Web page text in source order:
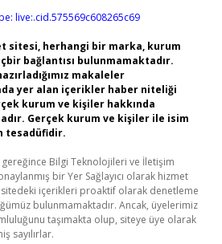
live:.cid.575569c608265c69
sitesi, herhangi bir marka, kurum
bağlantısı bulunmamaktadır.
makaleler
yer alan içerikler haber niteliği
kurum ve kişiler hakkında
Gerçek kurum ve kişiler ile isim
tesadüfidir.
gereğince Bilgi Teknolojileri ve İletişim
bir Yer Sağlayıcı olarak hizmet
içerikleri proaktif olarak denetleme
bulunmamaktadır. Ancak, üyelerimiz
taşımakta olup, siteye üye olarak
sayılırlar.